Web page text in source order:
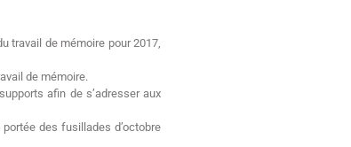
travail de mémoire pour 2017,
de mémoire.
afin de s’adresser aux
des fusillades d’octobre